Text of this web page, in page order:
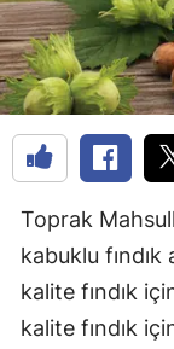
Toprak
kabuklu fındık
kalite fındık
kalite fındık